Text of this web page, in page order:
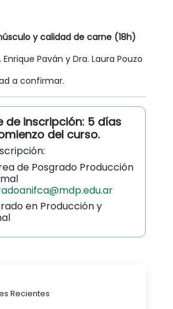
y calidad de carne (18h)
Enrique Paván y Dra. Laura Pouzo
a confirmar.
de inscripción: 5 días
del curso.
de Posgrado Producción
en Producción y
Recientes